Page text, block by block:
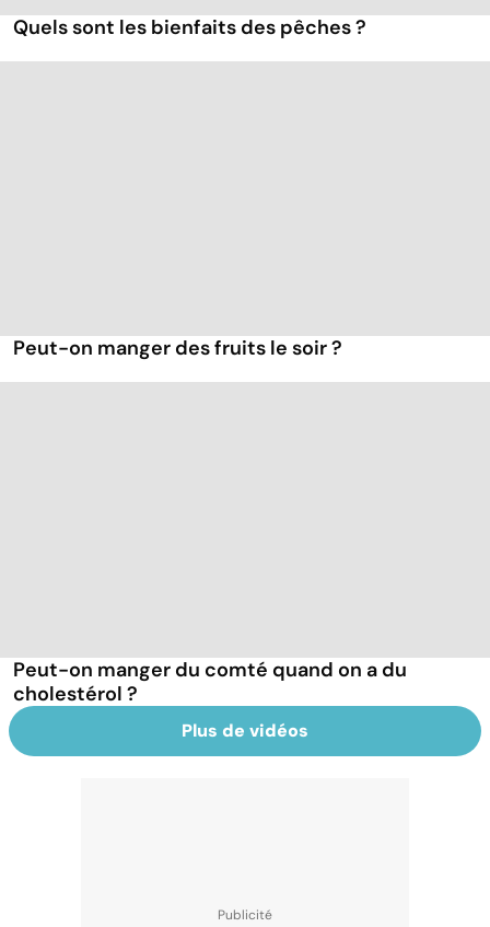
Quels sont les bienfaits des pêches ?
Peut-on manger des fruits le soir ?
Peut-on manger du comté quand on a du
cholestérol ?
Plus de vidéos